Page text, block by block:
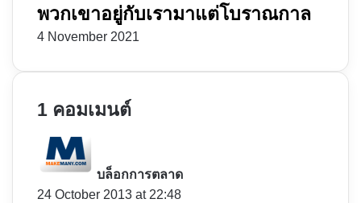
พวกเขาอยู่กับเรามาแต่โบราณกาล
4 November 2021
1 คอมเมนต์
บล็อกการตลาด
24 October 2013 at 22:48